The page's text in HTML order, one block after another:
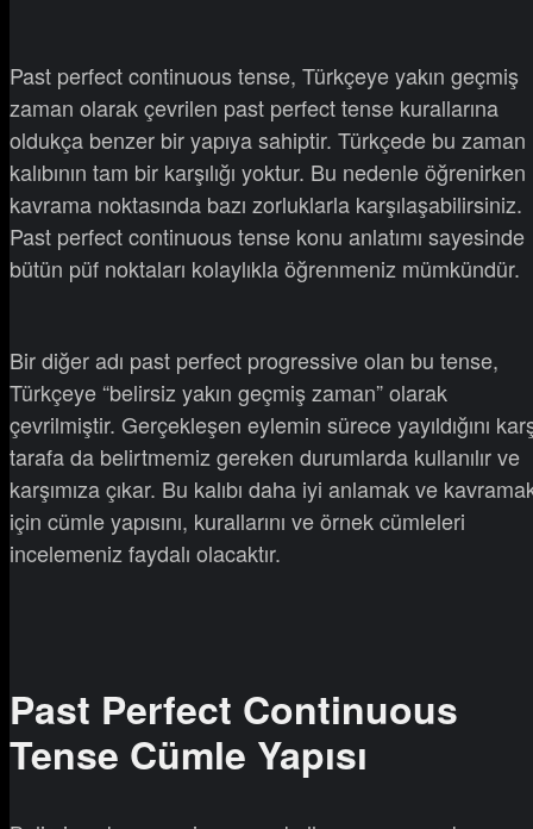
Past perfect continuous tense, Türkçeye yakın geçmiş
zaman olarak çevrilen past perfect tense kurallarına
oldukça benzer bir yapıya sahiptir. Türkçede bu zaman
kalıbının tam bir karşılığı yoktur. Bu nedenle öğrenirken
kavrama noktasında bazı zorluklarla karşılaşabilirsiniz.
Past perfect continuous tense konu anlatımı sayesinde
bütün püf noktaları kolaylıkla öğrenmeniz mümkündür.
Bir diğer adı past perfect progressive olan bu tense,
Türkçeye “belirsiz yakın geçmiş zaman” olarak
çevrilmiştir. Gerçekleşen eylemin sürece yayıldığını
tarafa da belirtmemiz gereken durumlarda kullanılır ve
karşımıza çıkar. Bu kalıbı daha iyi anlamak ve
için cümle yapısını, kurallarını ve örnek cümleleri
incelemeniz faydalı olacaktır.
Past Perfect Continuous
Tense Cümle Yapısı